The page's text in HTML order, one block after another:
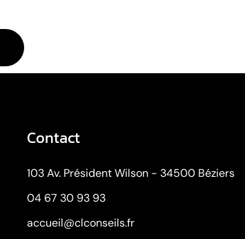
Contact
103 Av. Président Wilson - 34500 Béziers
04 67 30 93 93
accueil@clconseils.fr